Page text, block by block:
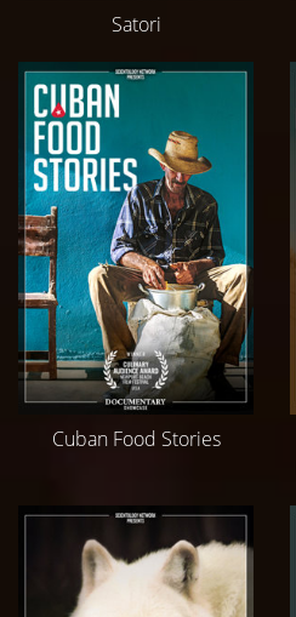
Satori
Cuban Food Stories